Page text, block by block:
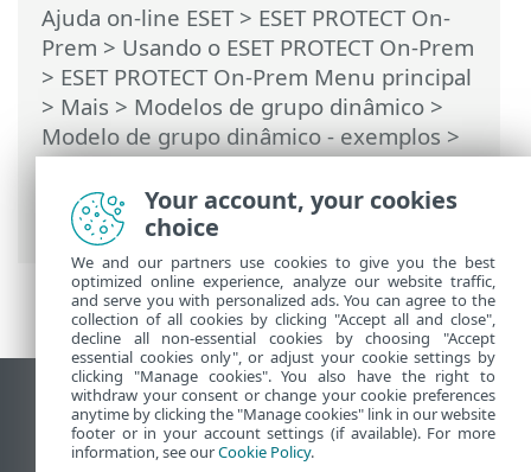
Ajuda on-line ESET> ESET PROTECT On-
Prem > Usando o ESET PROTECT On-Prem
> ESET PROTECT On-Prem Menu principal
> Mais > Modelos de grupo dinâmico >
Modelo de grupo dinâmico - exemplos>
Grupo dinâmico - versão instalada mas
não ativada do produto de segurança do
servidor
Ver site para desktop
End of Life
Your account, your cookies
choice
We and our partners use cookies to give you the best
optimized online experience, analyze our website traffic,
and serve you with personalized ads. You can agree to the
collection of all cookies by clicking "Accept all and close",
decline all non-essential cookies by choosing "Accept
essential cookies only", or adjust your cookie settings by
clicking "Manage cookies". You also have the right to
withdraw your consent or change your cookie preferences
anytime by clicking the "Manage cookies" link in our website
footer or in your account settings (if available). For more
information, see ourCookie Policy.